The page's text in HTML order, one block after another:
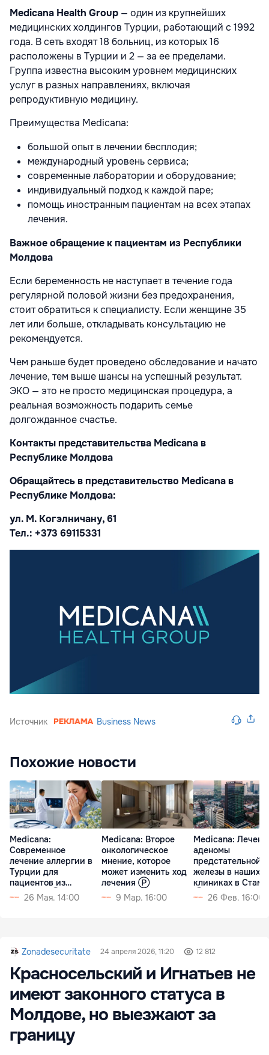
Medicana Health Group — один из крупнейших
медицинских холдингов Турции, работающий с 1992
года. В сеть входят 18 больниц, из которых 16
расположены в Турции и 2 — за ее пределами.
Группа известна высоким уровнем медицинских
услуг в разных направлениях, включая
репродуктивную медицину.
Преимущества Medicana:
большой опыт в лечении бесплодия;
международный уровень сервиса;
современные лаборатории и оборудование;
индивидуальный подход к каждой паре;
помощь иностранным пациентам на всех этапах
лечения.
Важное обращение к пациентам из Республики
Молдова
Если беременность не наступает в течение года
регулярной половой жизни без предохранения,
стоит обратиться к специалисту. Если женщине 35
лет или больше, откладывать консультацию не
рекомендуется.
Чем раньше будет проведено обследование и начато
лечение, тем выше шансы на успешный результат.
ЭКО — это не просто медицинская процедура, а
реальная возможность подарить семье
долгожданное счастье.
Контакты представительства Medicana в
Республике Молдова
Обращайтесь в представительство Medicana в
Республике Молдова:
ул. М. Когэлничану, 61
Тел.: +373 69115331
Источник Business News
Похожие новости
Medicana:
Современное
лечение аллергии в
Турции для
пациентов из
Молдовы Ⓟ
26 Мая. 14:00
Medicana: Второе
онкологическое
мнение, которое
может изменить ход
лечения Ⓟ
9 Мар. 16:00
Medicana:
аденомы
предстательной
железы в наших
клиниках в
26 Фев. 16:00
Zonadesecuritate 24 апреля 2026, 11:20 12 812
Красносельский и Игнатьев не
имеют законного статуса в
Молдове, но выезжают за
границу